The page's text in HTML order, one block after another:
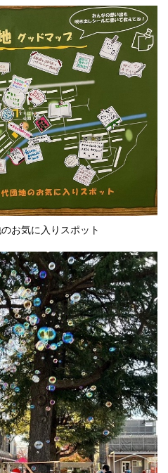
お気に入りスポット